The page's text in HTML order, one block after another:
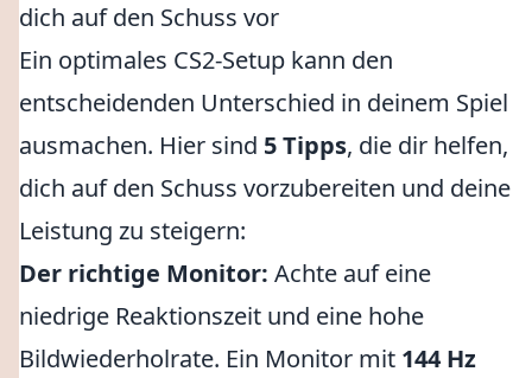
dich auf den Schuss vor
Ein optimales CS2-Setup kann den
entscheidenden Unterschied in deinem Spiel
ausmachen. Hier sind 5 Tipps, die dir helfen,
dich auf den Schuss vorzubereiten und deine
Leistung zu steigern:
Der richtige Monitor: Achte auf eine
niedrige Reaktionszeit und eine hohe
Bildwiederholrate. Ein Monitor mit 144 Hz